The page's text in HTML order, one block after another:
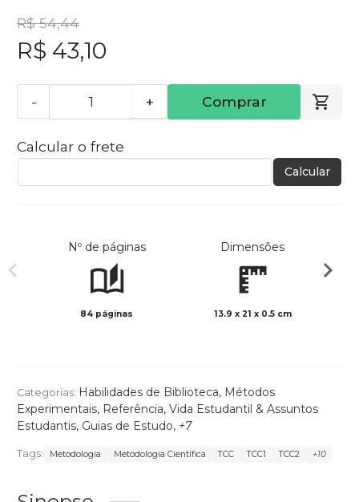
R$ 54,44
R$ 43,10
- + Comprar
Calcular o frete
Calcular
Nº de páginas
84 páginas
Dimensões
13.9 x 21 x 0.5 cm
Categorias: Habilidades de Biblioteca, Métodos
Experimentais, Referência, Vida Estudantil & Assuntos
Estudantis, Guias de Estudo, +7
Tags: Metodologia Metodologia Científica TCC TCC1 TCC2 +10